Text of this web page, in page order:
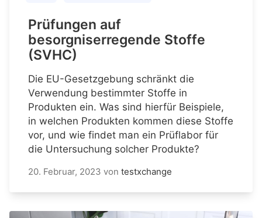
Prüfungen auf
besorgniserregende Stoffe
(SVHC)
Die EU-Gesetzgebung schränkt die
Verwendung bestimmter Stoffe in
Produkten ein. Was sind hierfür Beispiele,
in welchen Produkten kommen diese Stoffe
vor, und wie findet man ein Prüflabor für
die Untersuchung solcher Produkte?
20. Februar, 2023 von testxchange